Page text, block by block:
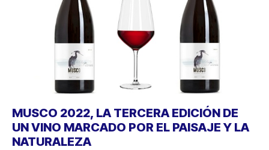
MUSCO 2022, LA TERCERA EDICIÓN DE
UN VINO MARCADO POR EL PAISAJE Y LA
NATURALEZA